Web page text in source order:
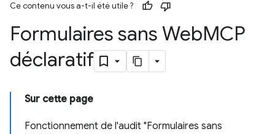
Ce contenu vous a-t-il été utile ?
Formulaires sans WebMCP
déclaratif
Sur cette page
Fonctionnement de l'audit "Formulaires sans